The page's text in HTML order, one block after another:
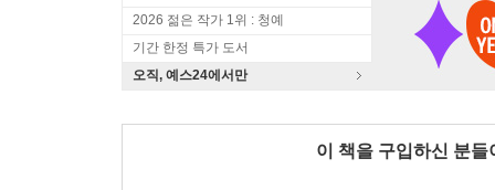
2026 젊은 작가 1위 : 청예
기간 한정 특가 도서
오직, 예스24에서만
이 책을 구입하신 분